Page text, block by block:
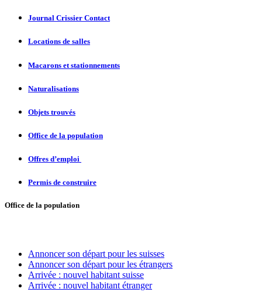
Journal Crissier Contact
Locations de salles
Macarons et stationnements
Naturalisations
Objets trouvés
Office de la population
Offres d’emploi
Permis de construire
Office de la population
Annoncer son départ pour les suisses
Annoncer son départ pour les étrangers
Arrivée : nouvel habitant suisse
Arrivée : nouvel habitant étranger